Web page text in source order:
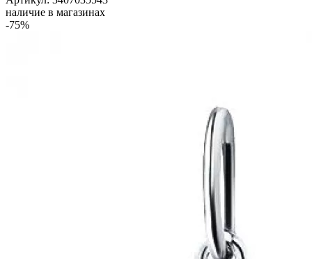
наличие в магазинах
-75%